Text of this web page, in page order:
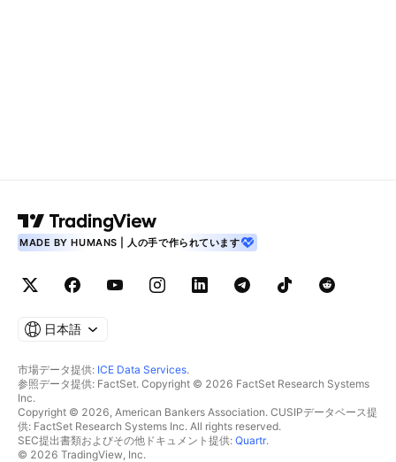
MADE BY HUMANS | 人の手で作られています
日本語
市場データ提供: ICE Data Services.
参照データ提供: FactSet. Copyright © 2026 FactSet Research Systems
Inc.
Copyright © 2026, American Bankers Association. CUSIPデータベース提
供: FactSet Research Systems Inc. All rights reserved.
SEC提出書類およびその他ドキュメント提供: Quartr.
© 2026 TradingView, Inc.